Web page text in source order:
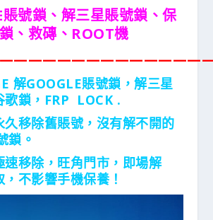
號鎖、解三星賬號鎖、保
、救磚、ROOT機
解GOOGLE賬號鎖，解三星
歌鎖，FRP LOCK .
移除舊賬號， 沒有解不開的
鎖。
速移除，旺角門市，即場解
不影響手機保養！